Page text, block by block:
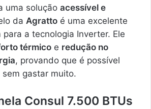
uma solução acessível e
da Agratto é uma excelente
a tecnologia Inverter. Ele
térmico e redução no
, provando que é possível
gastar muito.
Consul 7.500 BTUs